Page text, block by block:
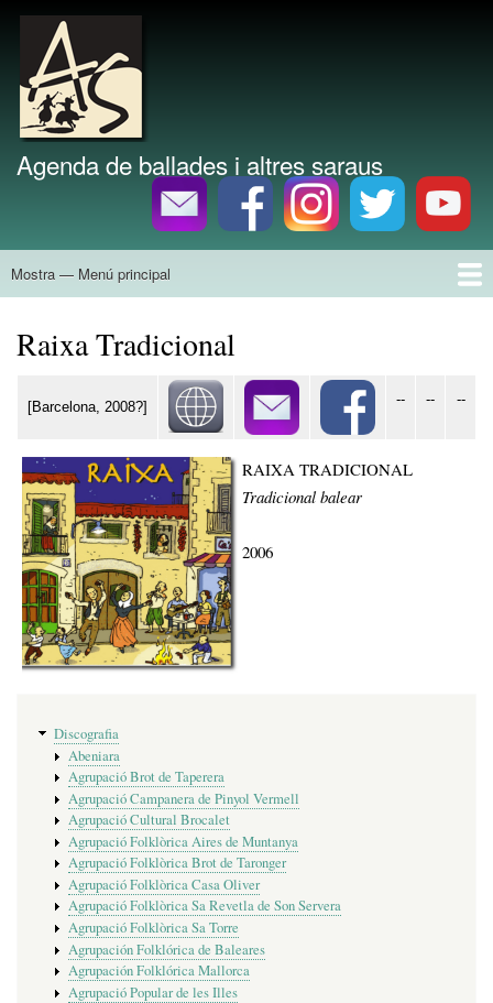
Marca del lloc
Agenda de ballades i altres saraus
Menú
Mostra — Menú principal
Raixa Tradicional
[Barcelona, 2008?] -- -- --
RAIXA TRADICIONAL
Tradicional balear
2006
de
discografia
Discografia
Abeniara
Agrupació Brot de Taperera
Agrupació Campanera de Pinyol Vermell
Agrupació Cultural Brocalet
Agrupació Folklòrica Aires de Muntanya
Agrupació Folklòrica Brot de Taronger
Agrupació Folklòrica Casa Oliver
Agrupació Folklòrica Sa Revetla de Son Servera
Agrupació Folklòrica Sa Torre
Agrupación Folklórica de Baleares
Agrupación Folklórica Mallorca
Agrupació Popular de les Illes